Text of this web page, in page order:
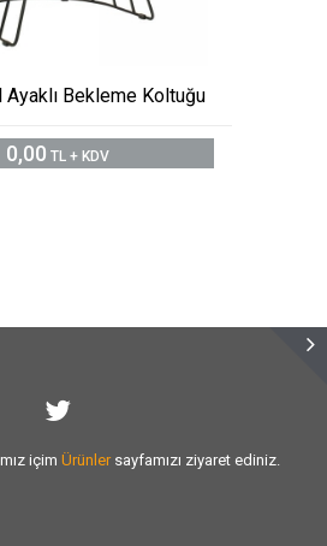
Ayaklı Bekleme Koltuğu
0,00 TL + KDV
hizmet kalitesiniartırmak için var gücümüzle